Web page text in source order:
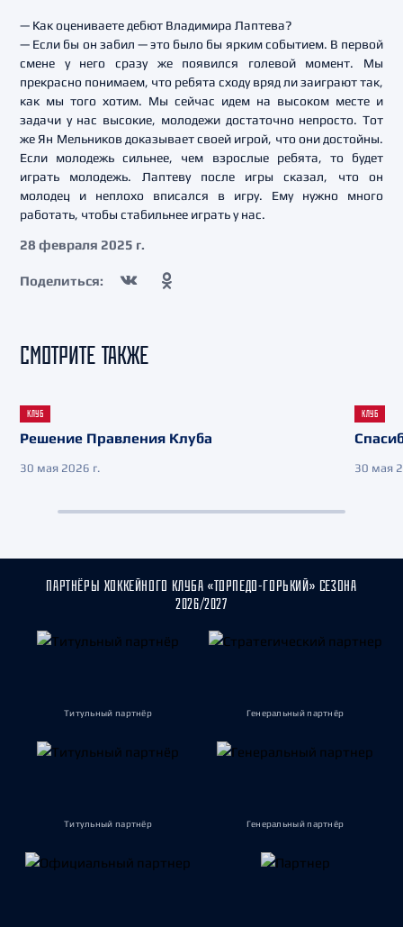
— Как оцениваете дебют Владимира Лаптева?
— Если бы он забил — это было бы ярким событием. В первой
смене у него сразу же появился голевой момент. Мы
прекрасно понимаем, что ребята сходу вряд ли заиграют так,
как мы того хотим. Мы сейчас идем на высоком месте и
задачи у нас высокие, молодежи достаточно непросто. Тот
же Ян Мельников доказывает своей игрой, что они достойны.
Если молодежь сильнее, чем взрослые ребята, то будет
играть молодежь. Лаптеву после игры сказал, что он
молодец и неплохо вписался в игру. Ему нужно много
работать, чтобы стабильнее играть у нас.
28 февраля 2025 г.
Поделиться:
СМОТРИТЕ ТАКЖЕ
КЛУБ
Решение Правления Клуба
30 мая 2026 г.
КЛУБ
30 мая
ПАРТНЁРЫ ХОККЕЙНОГО КЛУБА «ТОРПЕДО-ГОРЬКИЙ» СЕЗОНА
2026/2027
Титульный партнёр Генеральный партнёр
Титульный партнёр Генеральный партнёр